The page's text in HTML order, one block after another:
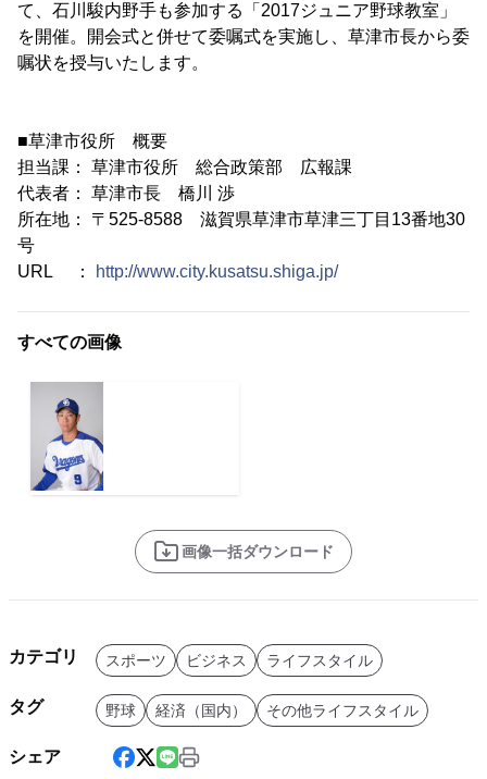
て、石川駿内野手も参加する「2017ジュニア野球教室」
を開催。開会式と併せて委嘱式を実施し、草津市長から委
嘱状を授与いたします。
■草津市役所 概要
担当課： 草津市役所 総合政策部 広報課
代表者： 草津市長 橋川 渉
所在地： 〒525-8588 滋賀県草津市草津三丁目13番地30
号
URL ：
http://www.city.kusatsu.shiga.jp/
すべての画像
画像一括ダウンロード
カテゴリ スポーツ ビジネス ライフスタイル
タグ 野球 経済（国内） その他ライフスタイル
シェア